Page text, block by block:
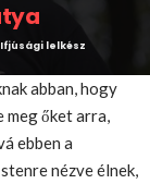
lelkész
abban, hogy
őket arra,
ebben a
nézve élnek,